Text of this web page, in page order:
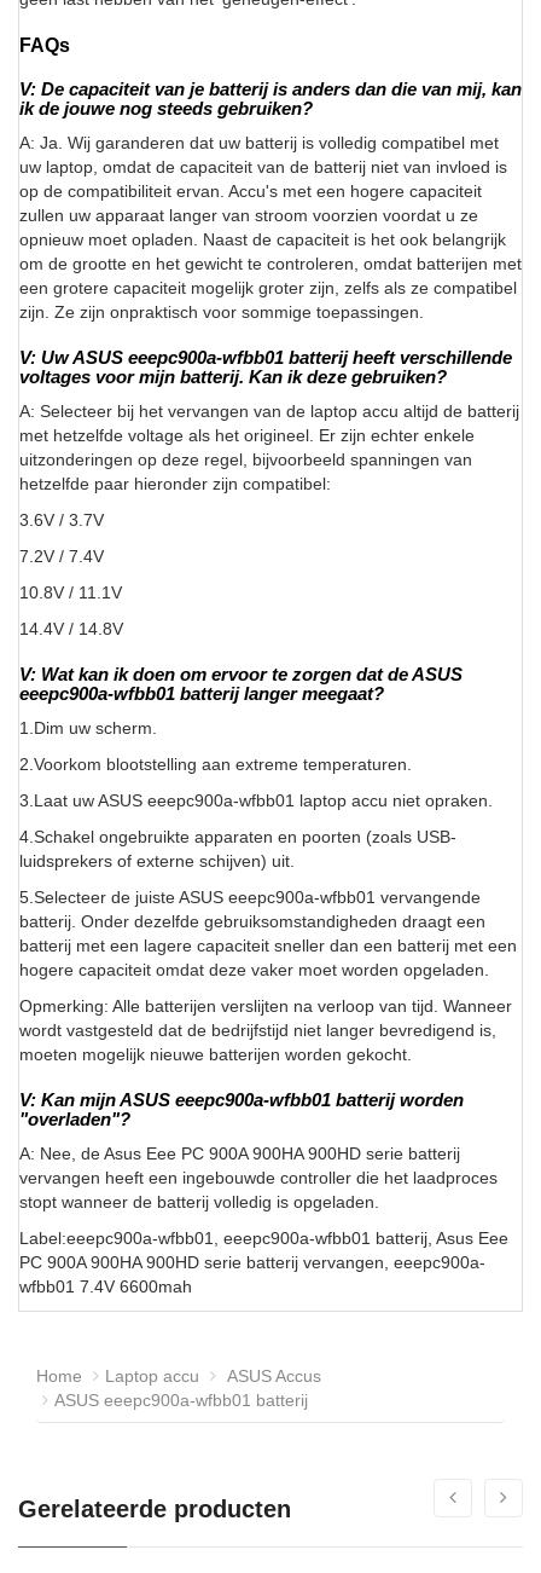
FAQs
V: De capaciteit van je batterij is anders dan die van mij, kan
ik de jouwe nog steeds gebruiken?
A: Ja. Wij garanderen dat uw batterij is volledig compatibel met
uw laptop, omdat de capaciteit van de batterij niet van invloed is
op de compatibiliteit ervan. Accu's met een hogere capaciteit
zullen uw apparaat langer van stroom voorzien voordat u ze
opnieuw moet opladen. Naast de capaciteit is het ook belangrijk
om de grootte en het gewicht te controleren, omdat batterijen met
een grotere capaciteit mogelijk groter zijn, zelfs als ze compatibel
zijn. Ze zijn onpraktisch voor sommige toepassingen.
V: Uw ASUS eeepc900a-wfbb01 batterij heeft verschillende
voltages voor mijn batterij. Kan ik deze gebruiken?
A: Selecteer bij het vervangen van de laptop accu altijd de batterij
met hetzelfde voltage als het origineel. Er zijn echter enkele
uitzonderingen op deze regel, bijvoorbeeld spanningen van
hetzelfde paar hieronder zijn compatibel:
3.6V / 3.7V
7.2V / 7.4V
10.8V / 11.1V
14.4V / 14.8V
V: Wat kan ik doen om ervoor te zorgen dat de ASUS
eeepc900a-wfbb01 batterij langer meegaat?
1.Dim uw scherm.
2.Voorkom blootstelling aan extreme temperaturen.
3.Laat uw ASUS eeepc900a-wfbb01 laptop accu niet opraken.
4.Schakel ongebruikte apparaten en poorten (zoals USB-
luidsprekers of externe schijven) uit.
5.Selecteer de juiste ASUS eeepc900a-wfbb01 vervangende
batterij. Onder dezelfde gebruiksomstandigheden draagt een
batterij met een lagere capaciteit sneller dan een batterij met een
hogere capaciteit omdat deze vaker moet worden opgeladen.
Opmerking: Alle batterijen verslijten na verloop van tijd. Wanneer
wordt vastgesteld dat de bedrijfstijd niet langer bevredigend is,
moeten mogelijk nieuwe batterijen worden gekocht.
V: Kan mijn ASUS eeepc900a-wfbb01 batterij worden
"overladen"?
A: Nee, de Asus Eee PC 900A 900HA 900HD serie batterij
vervangen heeft een ingebouwde controller die het laadproces
stopt wanneer de batterij volledig is opgeladen.
Label:eeepc900a-wfbb01, eeepc900a-wfbb01 batterij, Asus Eee
PC 900A 900HA 900HD serie batterij vervangen, eeepc900a-
wfbb01 7.4V 6600mah
Home Laptop accu
ASUS Accus
ASUS eeepc900a-wfbb01 batterij
Gerelateerde producten